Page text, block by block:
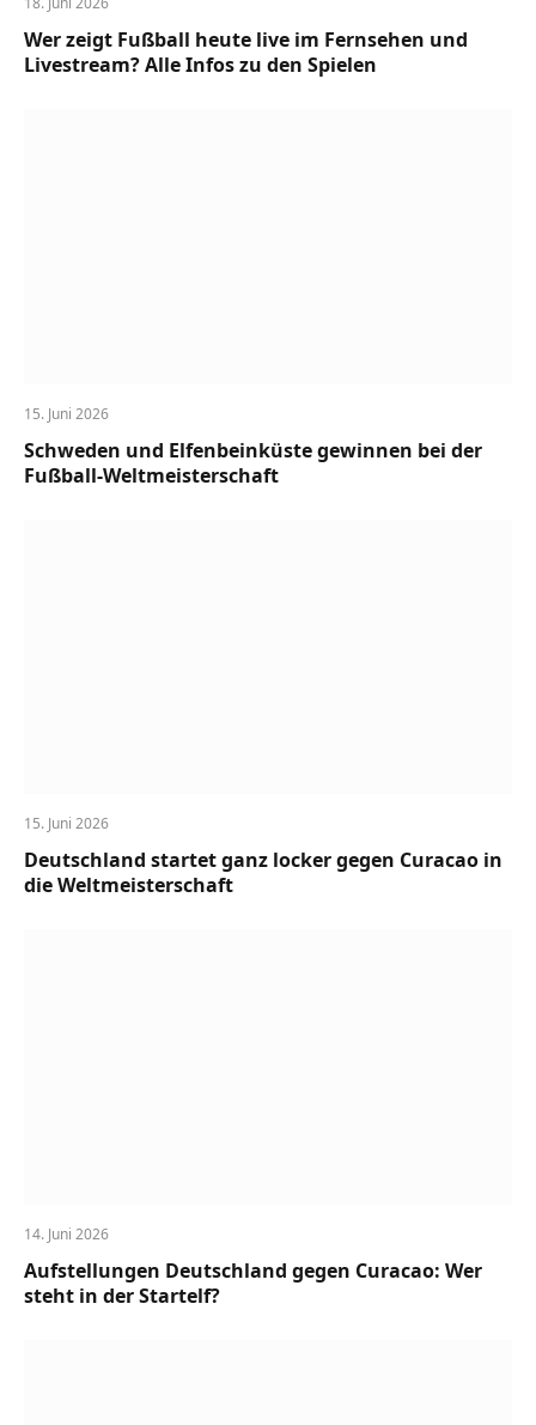
Wer zeigt Fußball heute live im Fernsehen und
Livestream? Alle Infos zu den Spielen
15. Juni 2026
Schweden und Elfenbeinküste gewinnen bei der
Fußball-Weltmeisterschaft
15. Juni 2026
Deutschland startet ganz locker gegen Curacao in
die Weltmeisterschaft
14. Juni 2026
Aufstellungen Deutschland gegen Curacao: Wer
steht in der Startelf?